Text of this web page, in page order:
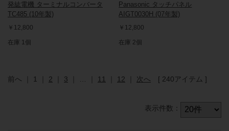
発紘電機 ターミナルコンバータ
TC485 (10年製)
￥12,800
在庫 1個
Panasonic タッチパネル
AIGT0030H (07年製)
￥12,800
在庫 2個
前へ 1 2 3 11 12 次へ [ 240アイテム ]
表示件数：